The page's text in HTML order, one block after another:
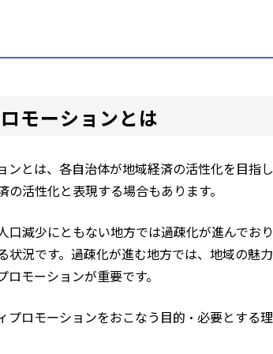
モーションとは
ンとは、各自治体が地域経済の活性化を目指
の活性化と表現する場合もあります。
口減少にともない地方では過疎化が進んでお
状況です。過疎化が進む地方では、地域の魅
ロモーションが重要です。
プロモーションをおこなう目的・必要とする